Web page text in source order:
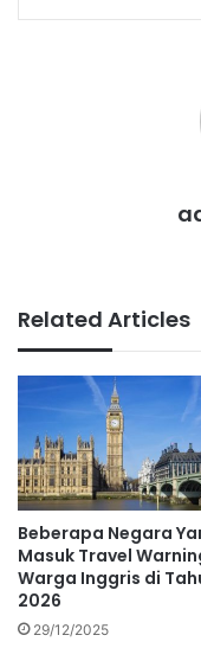
Related Articles
Beberapa Negara
Masuk Travel
Warga Inggris di
2026
29/12/2025